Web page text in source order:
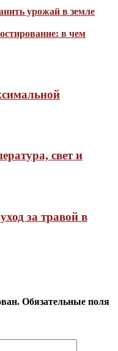
урожай в земле
в чем
свет и
за травой в
Обязательные поля